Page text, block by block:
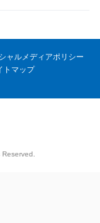
ャルメディアポリシー
トマップ